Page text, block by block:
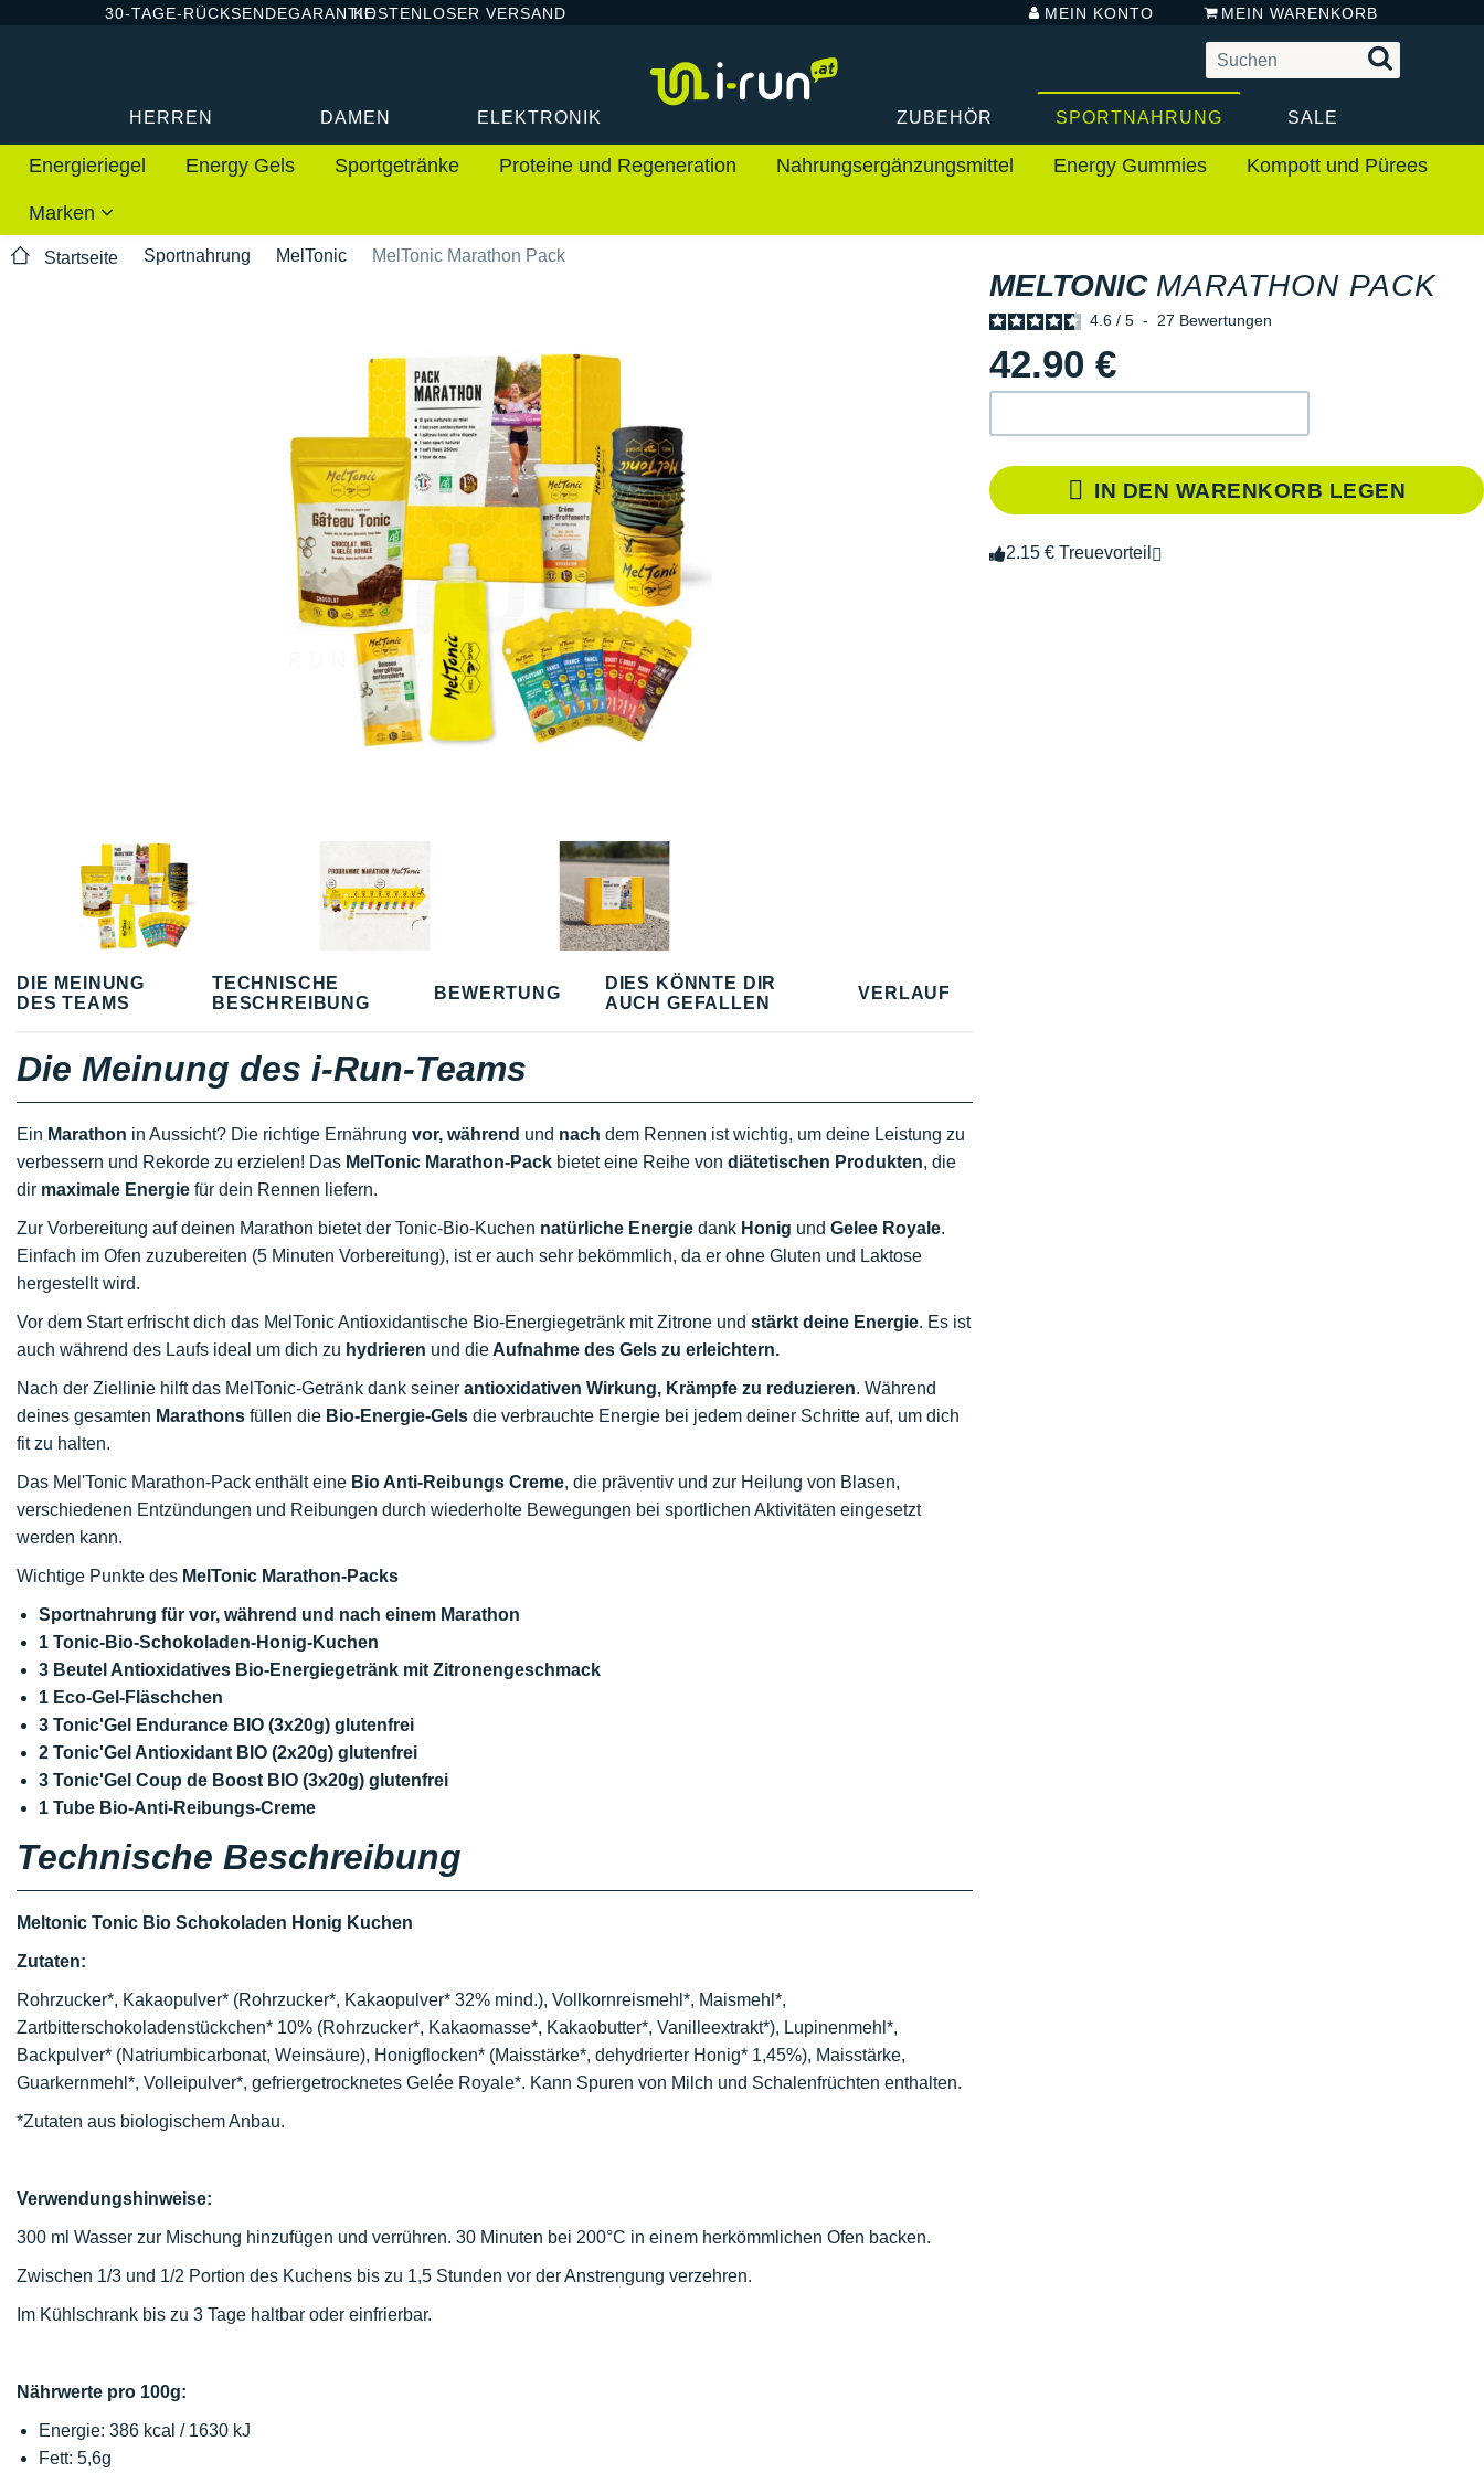
30-TAGE-RÜCKSENDEGARANTIEKOSTENLOSER VERSAND MEIN KONTO MEIN WARENKORB
HERREN DAMEN ELEKTRONIK ZUBEHÖR SPORTNAHRUNG SALE
Energieriegel Energy Gels Sportgetränke Proteine und Regeneration Nahrungsergänzungsmittel Energy Gummies Kompott und Pürees
Marken
Startseite Sportnahrung MelTonic MelTonic Marathon Pack
MELTONIC MARATHON PACK
4.6 / 5 - 27 Bewertungen
42.90 €
IN DEN WARENKORB LEGEN
2.15 € Treuevorteil
DIE MEINUNG
DES TEAMS
TECHNISCHE
BESCHREIBUNG
BEWERTUNG
DIES KÖNNTE DIR
AUCH GEFALLEN
VERLAUF
Die Meinung des i-Run-Teams
Ein Marathon in Aussicht? Die richtige Ernährung vor, während und nach dem Rennen ist wichtig, um deine Leistung zu
verbessern und Rekorde zu erzielen! Das MelTonic Marathon-Pack bietet eine Reihe von diätetischen Produkten, die
dir maximale Energie für dein Rennen liefern.
Zur Vorbereitung auf deinen Marathon bietet der Tonic-Bio-Kuchen natürliche Energie dank Honig und Gelee Royale.
Einfach im Ofen zuzubereiten (5 Minuten Vorbereitung), ist er auch sehr bekömmlich, da er ohne Gluten und Laktose
hergestellt wird.
Vor dem Start erfrischt dich das MelTonic Antioxidantische Bio-Energiegetränk mit Zitrone und stärkt deine Energie. Es ist
auch während des Laufs ideal um dich zu hydrieren und die Aufnahme des Gels zu erleichtern.
Nach der Ziellinie hilft das MelTonic-Getränk dank seiner antioxidativen Wirkung, Krämpfe zu reduzieren. Während
deines gesamten Marathons füllen die Bio-Energie-Gels die verbrauchte Energie bei jedem deiner Schritte auf, um dich
fit zu halten.
Das Mel'Tonic Marathon-Pack enthält eine Bio Anti-Reibungs Creme, die präventiv und zur Heilung von Blasen,
verschiedenen Entzündungen und Reibungen durch wiederholte Bewegungen bei sportlichen Aktivitäten eingesetzt
werden kann.
Wichtige Punkte des MelTonic Marathon-Packs
Sportnahrung für vor, während und nach einem Marathon
1 Tonic-Bio-Schokoladen-Honig-Kuchen
3 Beutel Antioxidatives Bio-Energiegetränk mit Zitronengeschmack
1 Eco-Gel-Fläschchen
3 Tonic'Gel Endurance BIO (3x20g) glutenfrei
2 Tonic'Gel Antioxidant BIO (2x20g) glutenfrei
3 Tonic'Gel Coup de Boost BIO (3x20g) glutenfrei
1 Tube Bio-Anti-Reibungs-Creme
Technische Beschreibung
Meltonic Tonic Bio Schokoladen Honig Kuchen
Zutaten:
Rohrzucker*, Kakaopulver* (Rohrzucker*, Kakaopulver* 32% mind.), Vollkornreismehl*, Maismehl*,
Zartbitterschokoladenstückchen* 10% (Rohrzucker*, Kakaomasse*, Kakaobutter*, Vanilleextrakt*), Lupinenmehl*,
Backpulver* (Natriumbicarbonat, Weinsäure), Honigflocken* (Maisstärke*, dehydrierter Honig* 1,45%), Maisstärke,
Guarkernmehl*, Volleipulver*, gefriergetrocknetes Gelée Royale*. Kann Spuren von Milch und Schalenfrüchten enthalten.
*Zutaten aus biologischem Anbau.
Verwendungshinweise:
300 ml Wasser zur Mischung hinzufügen und verrühren. 30 Minuten bei 200°C in einem herkömmlichen Ofen backen.
Zwischen 1/3 und 1/2 Portion des Kuchens bis zu 1,5 Stunden vor der Anstrengung verzehren.
Im Kühlschrank bis zu 3 Tage haltbar oder einfrierbar.
Nährwerte pro 100g:
Energie: 386 kcal / 1630 kJ
Fett: 5,6g